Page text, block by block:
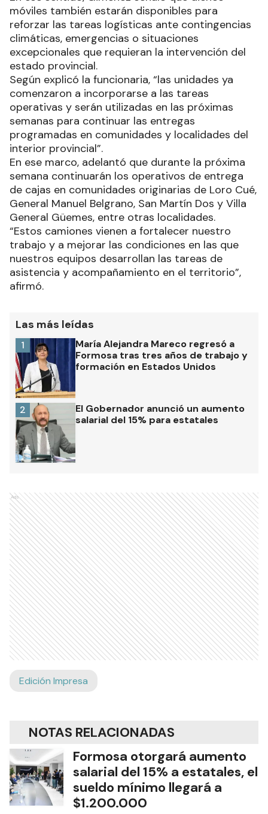
móviles también estarán disponibles para
reforzar las tareas logísticas ante contingencias
climáticas, emergencias o situaciones
excepcionales que requieran la intervención del
estado provincial.
Según explicó la funcionaria, “las unidades ya
comenzaron a incorporarse a las tareas
operativas y serán utilizadas en las próximas
semanas para continuar las entregas
programadas en comunidades y localidades del
interior provincial”.
En ese marco, adelantó que durante la próxima
semana continuarán los operativos de entrega
de cajas en comunidades originarias de Loro Cué,
General Manuel Belgrano, San Martín Dos y Villa
General Güemes, entre otras localidades.
“Estos camiones vienen a fortalecer nuestro
trabajo y a mejorar las condiciones en las que
nuestros equipos desarrollan las tareas de
asistencia y acompañamiento en el territorio”,
afirmó.
Las más leídas
María Alejandra Mareco regresó a
Formosa tras tres años de trabajo y
formación en Estados Unidos
1
El Gobernador anunció un aumento
salarial del 15% para estatales
2
Ads
Edición Impresa
NOTAS RELACIONADAS
Formosa otorgará aumento
salarial del 15% a estatales, el
sueldo mínimo llegará a
$1.200.000